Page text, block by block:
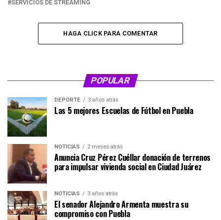
SERVICIOS DE STREAMING
HAGA CLICK PARA COMENTAR
POPULAR
DEPORTE 3 años atrás
Las 5 mejores Escuelas de Fútbol en Puebla
NOTICIAS 2 meses atrás
Anuncia Cruz Pérez Cuéllar donación de terrenos
para impulsar vivienda social en Ciudad Juárez
NOTICIAS 3 años atrás
El senador Alejandro Armenta muestra su
compromiso con Puebla